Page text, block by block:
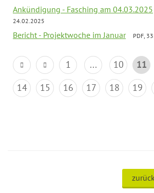
Ankündigung - Fasching am 04.03.2025
24.02.2025
Bericht - Projektwoche im Januar PDF,
1 ... 10 11
14
15 16 17 18 19
zurück